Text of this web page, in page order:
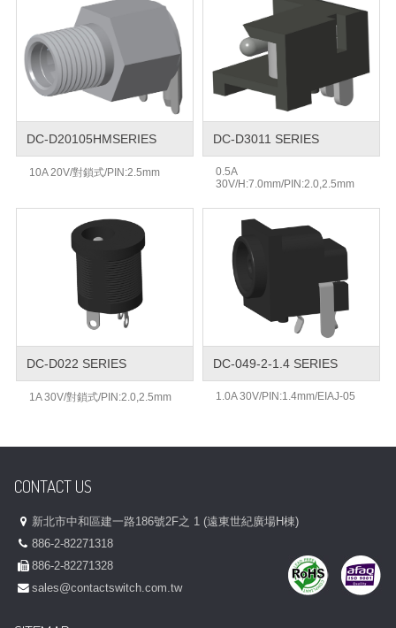
DC-D20105HMSERIES
10A 20V/對鎖式/PIN:2.5mm
DC-D3011 SERIES
0.5A
30V/H:7.0mm/PIN:2.0,2.5mm
DC-D022 SERIES
1A 30V/對鎖式/PIN:2.0,2.5mm
DC-049-2-1.4 SERIES
1.0A 30V/PIN:1.4mm/EIAJ-05
CONTACT US
新北市中和區建一路186號2F之 1 (遠東世紀廣場H棟)
886-2-82271318
886-2-82271328
sales@contactswitch.com.tw